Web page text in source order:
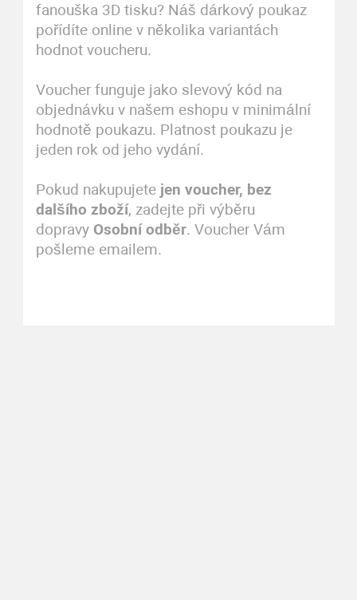
fanouška 3D tisku? Náš dárkový poukaz
pořídíte online v několika variantách
hodnot voucheru.
Voucher funguje jako slevový kód na
objednávku v našem eshopu v minimální
hodnotě poukazu. Platnost poukazu je
jeden rok od jeho vydání.
Pokud nakupujete jen voucher, bez
dalšího zboží, zadejte při výběru
dopravy Osobní odběr. Voucher Vám
pošleme emailem.